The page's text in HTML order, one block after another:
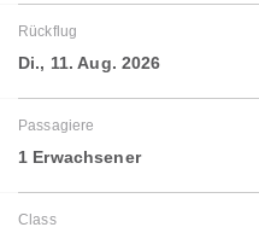
Rückflug
Di., 11. Aug. 2026
Passagiere
1 Erwachsener
Class